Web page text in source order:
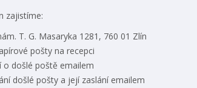
zajistíme:
T. G. Masaryka 1281, 760 01 Zlín
pošty na recepci
o došlé poště emailem
došlé pošty a její zaslání emailem